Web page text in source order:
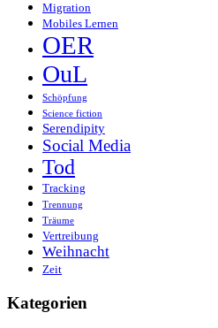
Migration
Mobiles Lernen
OER
OuL
Schöpfung
Science fiction
Serendipity
Social Media
Tod
Tracking
Trennung
Träume
Vertreibung
Weihnacht
Zeit
Kategorien